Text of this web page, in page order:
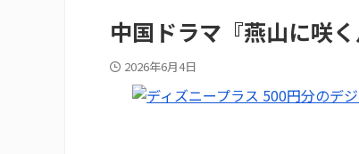
中国ドラマ『燕山に咲
2026年6月4日